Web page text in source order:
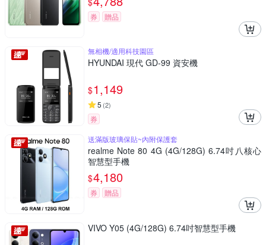
券 贈品
無相機/適用科技園區
HYUNDAI 現代 GD-99 資安機
$1,149
5 (2)
券
送滿版玻璃保貼~內附保護套
realme Note 80 4G (4G/128G) 6.74吋八核心
智慧型手機
$4,180
券 贈品
VIVO Y05 (4G/128G) 6.74吋智慧型手機